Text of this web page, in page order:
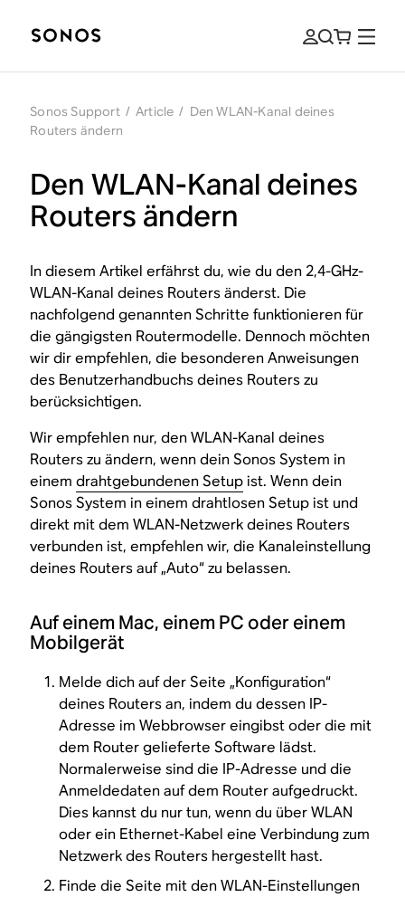
Sonos Support / Article / Den WLAN-Kanal deines
Routers ändern
Den WLAN-Kanal deines
Routers ändern
In diesem Artikel erfährst du, wie du den 2,4-GHz-
WLAN-Kanal deines Routers änderst. Die
nachfolgend genannten Schritte funktionieren für
die gängigsten Routermodelle. Dennoch möchten
wir dir empfehlen, die besonderen Anweisungen
des Benutzerhandbuchs deines Routers zu
berücksichtigen.
Wir empfehlen nur, den WLAN-Kanal deines
Routers zu ändern, wenn dein Sonos System in
einemdrahtgebundenen Setupist. Wenn dein
Sonos System in einem drahtlosen Setup ist und
direkt mit dem WLAN-Netzwerk deines Routers
verbunden ist, empfehlen wir, die Kanaleinstellung
deines Routers auf „Auto“ zu belassen.
Auf einem Mac, einem PC oder einem
Mobilgerät
Melde dich auf der Seite „Konfiguration“
deines Routers an, indem du dessen IP-
Adresse im Webbrowser eingibst oder die mit
dem Router gelieferte Software lädst.
Normalerweise sind die IP-Adresse und die
Anmeldedaten auf dem Router aufgedruckt.
Dies kannst du nur tun, wenn du über WLAN
oder ein Ethernet-Kabel eine Verbindung zum
Netzwerk des Routers hergestellt hast.
Finde die Seite mit den WLAN-Einstellungen